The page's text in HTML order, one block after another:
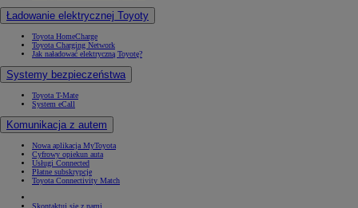
Ładowanie elektrycznej Toyoty
Toyota HomeCharge
Toyota Charging Network
Jak naładować elektryczną Toyotę?
Systemy bezpieczeństwa
Toyota T-Mate
System eCall
Komunikacja z autem
Nowa aplikacja MyToyota
Cyfrowy opiekun auta
Usługi Connected
Płatne subskrypcje
Toyota Connectivity Match
Skontaktuj się z nami